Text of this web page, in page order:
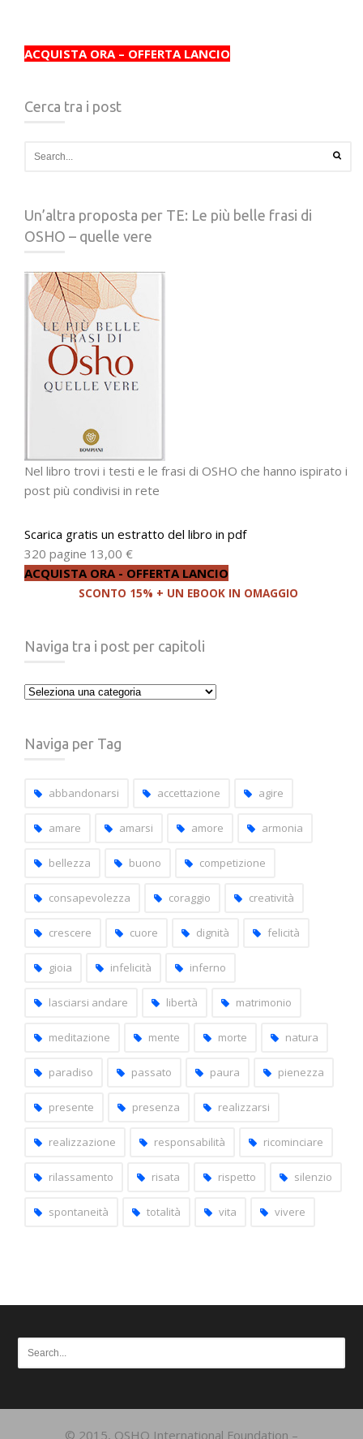
ACQUISTA ORA – OFFERTA LANCIO
Cerca tra i post
Un’altra proposta per TE: Le più belle frasi di
OSHO – quelle vere
Nel libro trovi i testi e le frasi di OSHO che hanno ispirato i
post più condivisi in rete
Scarica gratis un estratto del libro in pdf
320 pagine 13,00 €
ACQUISTA ORA - OFFERTA LANCIO
SCONTO 15% + UN EBOOK IN OMAGGIO
Naviga tra i post per capitoli
Naviga
post
capitoli
Naviga per Tag
abbandonarsi accettazione agire
amare amarsi amore armonia
bellezza buono competizione
consapevolezza coraggio creatività
crescere cuore dignità felicità
gioia infelicità inferno
lasciarsi andare libertà matrimonio
meditazione mente morte natura
paradiso passato paura pienezza
presente presenza realizzarsi
realizzazione responsabilità ricominciare
rilassamento risata rispetto silenzio
spontaneità totalità vita vivere
© 2015, OSHO International Foundation –